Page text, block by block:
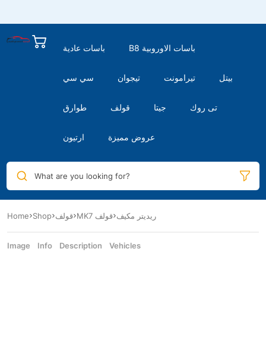
باسات عادية B8 باسات الاوروبية
سي سي تيجوان تيرامونت بيتل
طوارق قولف جيتا تى روك
ارتيون عروض مميزة
What are you looking for?
Home Shop قولف MK7 قولف ريديتر مكيف
Image Info Description Vehicles